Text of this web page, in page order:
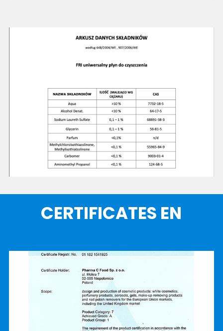
CERTIFICATES EN